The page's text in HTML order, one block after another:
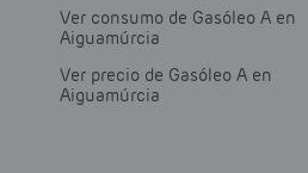
Ver consumo de Gasóleo A en
Aiguamúrcia
Ver precio de Gasóleo A en
Aiguamúrcia